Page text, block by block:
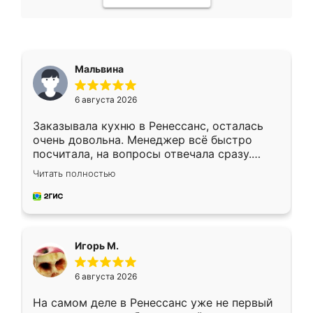
Мальвина
6 августа 2026
Заказывала кухню в Ренессанс, осталась
очень довольна. Менеджер всё быстро
посчитала, на вопросы отвечала сразу.
Замерщик приехал в субботу, подошёл к
делу со всей ответственностью. Собрали
за день, ребята работали аккуратно, даже
Читать полностью
Игорь М.
6 августа 2026
На самом деле в Ренессанс уже не первый